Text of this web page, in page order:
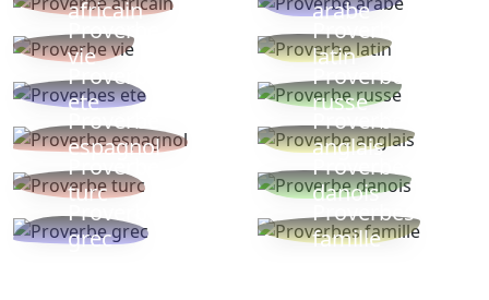
africain
arabe
Proverbe
vie
Proverbe
latin
Proverbes
ete
Proverbe
russe
Proverbe
espagnol
Proverbe
anglais
Proverbe
turc
Proverbe
danois
Proverbe
grec
Proverbes
famille